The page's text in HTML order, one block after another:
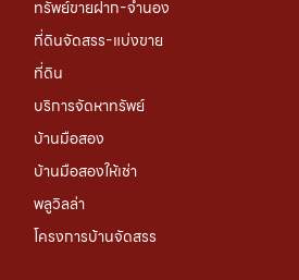
ทรัพย์ขายฝาก-จำนอง
ที่ดินจัดสรร-แบ่งขาย
ที่ดิน
บริการจัดหาทรัพย์
บ้านมือสอง
บ้านมือสองให้เช่า
พลูวิลล่า
โครงการบ้านจัดสรร